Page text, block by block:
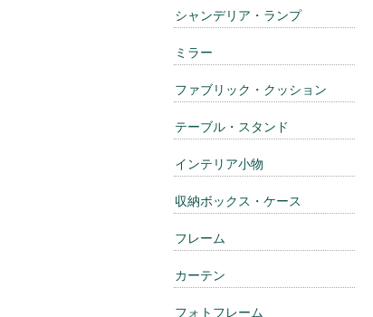
シャンデリア・ランプ
ミラー
ファブリック・クッション
テーブル・スタンド
インテリア小物
収納ボックス・ケース
フレーム
カーテン
フォトフレーム